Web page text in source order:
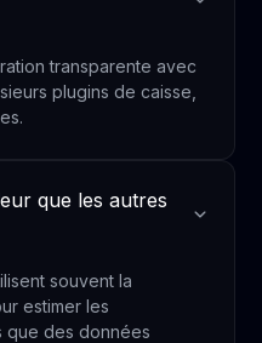
transparente avec
plugins de caisse,
que les autres
souvent la
estimer les
que des données